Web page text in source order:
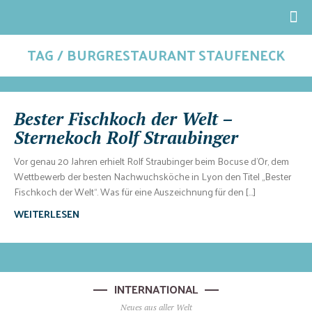
TAG / BURGRESTAURANT STAUFENECK
Bester Fischkoch der Welt –
Sternekoch Rolf Straubinger
Vor genau 20 Jahren erhielt Rolf Straubinger beim Bocuse d'Or, dem
Wettbewerb der besten Nachwuchsköche in Lyon den Titel „Bester
Fischkoch der Welt“. Was für eine Auszeichnung für den […]
WEITERLESEN
INTERNATIONAL
Neues aus aller Welt